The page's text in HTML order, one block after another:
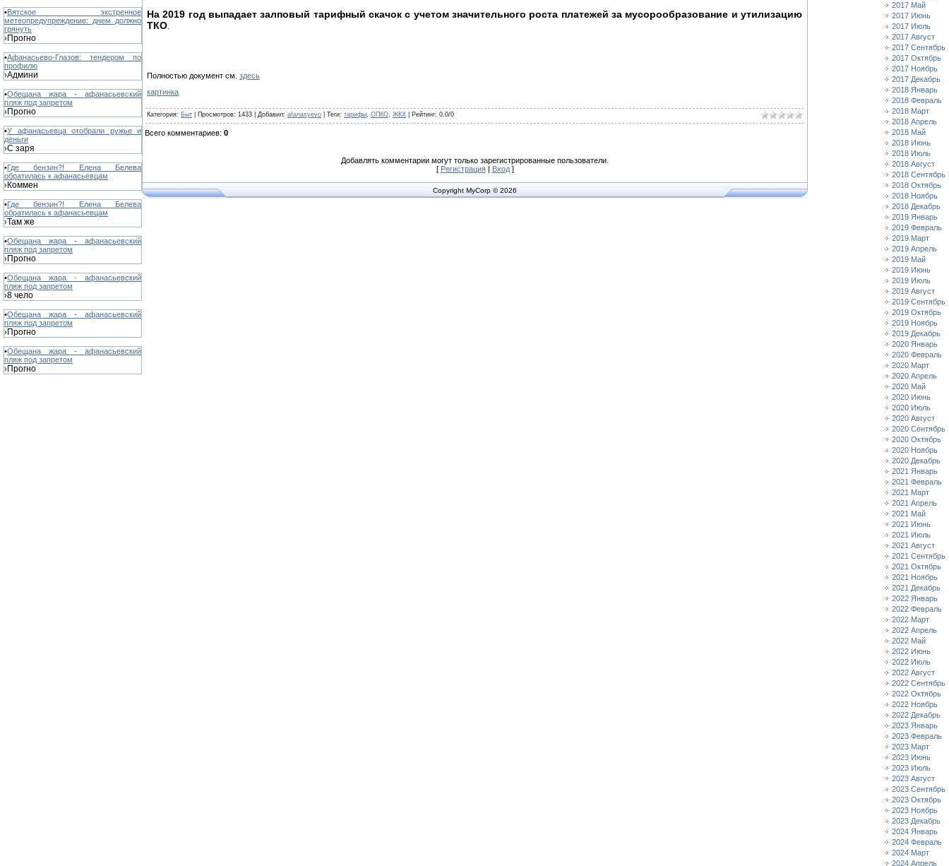
•Вятское экстренное
метеопредупреждение: днем должно
грянуть
›Прогно
•Афанасьево-Глазов: тендером по
профилю
›Админи
•Обещана жара - афанасьевский
пляж под запретом
›Прогно
•У афанасьевца отобрали ружье и
деньги
›С заря
•Где бензин?! Елена Белева
обратилась к афанасьевцам
›Коммен
•Где бензин?! Елена Белева
обратилась к афанасьевцам
›Там же
•Обещана жара - афанасьевский
пляж под запретом
›Прогно
•Обещана жара - афанасьевский
пляж под запретом
›8 чело
•Обещана жара - афанасьевский
пляж под запретом
›Прогно
•Обещана жара - афанасьевский
пляж под запретом
›Прогно
На 2019 год выпадает залповый тарифный скачок с учетом значительного роста платежей за мусорообразование и утилизацию
ТКО
Полностью документ см. здесь
картинка
Категория: Быт Просмотров: 1433 | Добавил: afanasyevo Теги: тарифы, ОПКО, ЖКХ Рейтинг: 0.0/0
Всего комментариев: 0
Добавлять комментарии могут только зарегистрированные пользователи.
[ Регистрация| Вход]
Copyright MyCorp © 2026
2017 Май
2017 Июнь
2017 Июль
2017 Август
2017 Сентябрь
2017 Октябрь
2017 Ноябрь
2017 Декабрь
2018 Январь
2018 Февраль
2018 Март
2018 Апрель
2018 Май
2018 Июнь
2018 Июль
2018 Август
2018 Сентябрь
2018 Октябрь
2018 Ноябрь
2018 Декабрь
2019 Январь
2019 Февраль
2019 Март
2019 Апрель
2019 Май
2019 Июнь
2019 Июль
2019 Август
2019 Сентябрь
2019 Октябрь
2019 Ноябрь
2019 Декабрь
2020 Январь
2020 Февраль
2020 Март
2020 Апрель
2020 Май
2020 Июнь
2020 Июль
2020 Август
2020 Сентябрь
2020 Октябрь
2020 Ноябрь
2020 Декабрь
2021 Январь
2021 Февраль
2021 Март
2021 Апрель
2021 Май
2021 Июнь
2021 Июль
2021 Август
2021 Сентябрь
2021 Октябрь
2021 Ноябрь
2021 Декабрь
2022 Январь
2022 Февраль
2022 Март
2022 Апрель
2022 Май
2022 Июнь
2022 Июль
2022 Август
2022 Сентябрь
2022 Октябрь
2022 Ноябрь
2022 Декабрь
2023 Январь
2023 Февраль
2023 Март
2023 Июнь
2023 Июль
2023 Август
2023 Сентябрь
2023 Октябрь
2023 Ноябрь
2023 Декабрь
2024 Январь
2024 Февраль
2024 Март
2024 Апрель